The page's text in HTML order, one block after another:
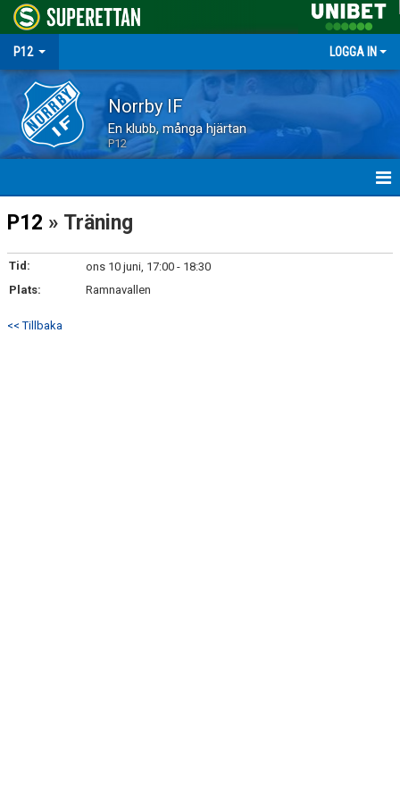
P12 LOGGA IN
Norrby IF
En klubb, många hjärtan
P12
HEM
NYHETER
MATCHER
TRUPPEN
P12 » Träning
Tid:
ons 10 juni, 17:00 - 18:30
Plats:
Ramnavallen
<< Tillbaka